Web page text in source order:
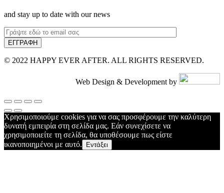
and stay up to date with our news
© 2022 HAPPY EVER AFTER. ALL RIGHTS RESERVED.
Web Design & Development by
Χρησιμοποιούμε cookies για να σας προσφέρουμε την καλύτερη
δυνατή εμπειρία στη σελίδα μας. Εάν συνεχίσετε να
χρησιμοποιείτε τη σελίδα, θα υποθέσουμε πως είστε
ικανοποιημένοι με αυτό.
Εντάξει